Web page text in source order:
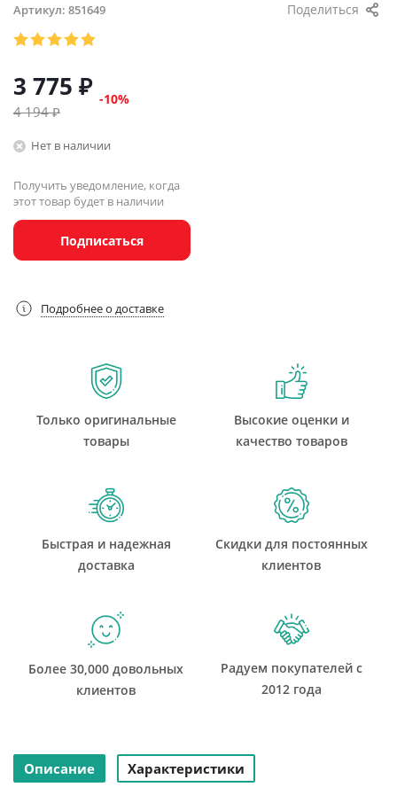
Артикул: 851649 Поделиться
3 775 ₽
4 194₽
-10%
Нет в наличии
Получить уведомление, когда
этот товар будет в наличии
Подписаться
Подробнее о доставке
Только оригинальные
товары
Высокие оценки и
качество товаров
Быстрая и надежная
доставка
Скидки для постоянных
клиентов
Более 30,000 довольных
клиентов
Радуем покупателей с
2012 года
Описание Характеристики